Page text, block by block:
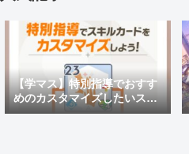
【学マス】特別指導でおすす
めのカスタマイズしたいスキ
ルカードと効果を紹介！